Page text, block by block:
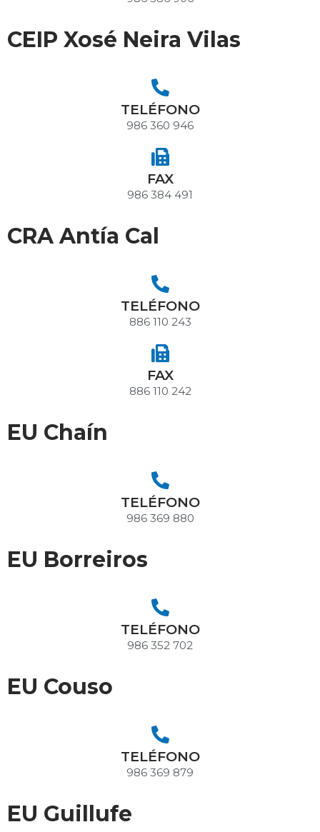
CEIP Xosé Neira Vilas
TELÉFONO
986 360 946
FAX
986 384 491
CRA Antía Cal
TELÉFONO
886 110 243
FAX
886 110 242
EU Chaín
TELÉFONO
986 369 880
EU Borreiros
TELÉFONO
986 352 702
EU Couso
TELÉFONO
986 369 879
EU Guillufe